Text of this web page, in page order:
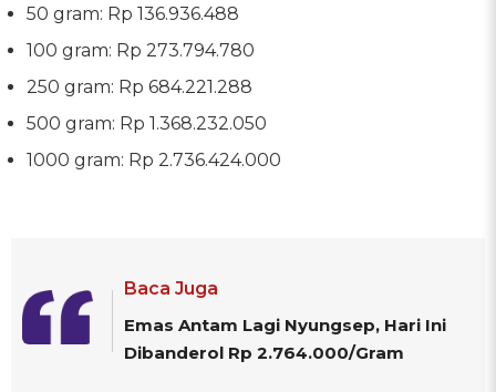
50 gram: Rp 136.936.488
100 gram: Rp 273.794.780
250 gram: Rp 684.221.288
500 gram: Rp 1.368.232.050
1000 gram: Rp 2.736.424.000
Baca Juga
Emas Antam Lagi Nyungsep, Hari Ini
Dibanderol Rp 2.764.000/Gram